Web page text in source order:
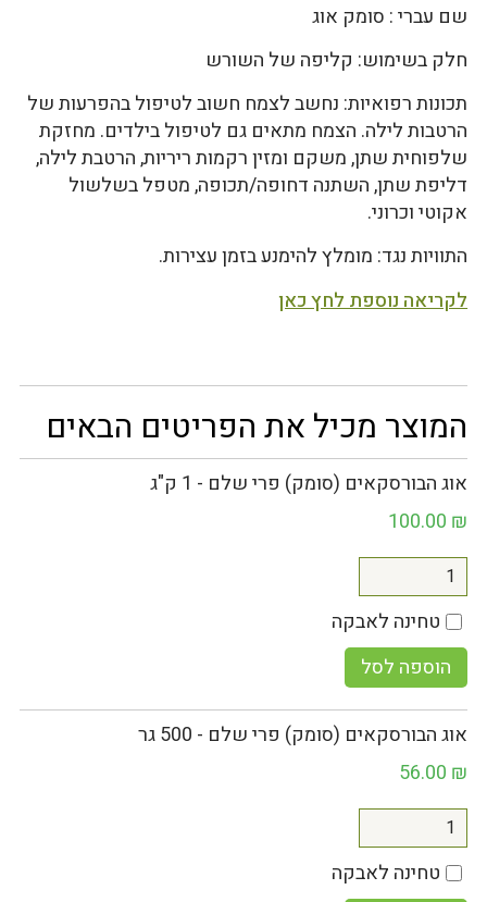
שם עברי : סומק אוג
חלק בשימוש: קליפה של השורש
תכונות רפואיות: נחשב לצמח חשוב לטיפול בהפרעות של
הרטבות לילה. הצמח מתאים גם לטיפול בילדים. מחזקת
שלפוחית שתן, משקם ומזין רקמות ריריות, הרטבת לילה,
דליפת שתן, השתנה דחופה/תכופה, מטפל בשלשול
אקוטי וכרוני.
התוויות נגד: מומלץ להימנע בזמן עצירות.
לקריאה נוספת לחץ כאן
המוצר מכיל את הפריטים הבאים
אוג הבורסקאים (סומק) פרי שלם - 1 ק"ג
100.00 ₪
טחינה לאבקה
הוספה לסל
אוג הבורסקאים (סומק) פרי שלם - 500 גר
56.00 ₪
טחינה לאבקה